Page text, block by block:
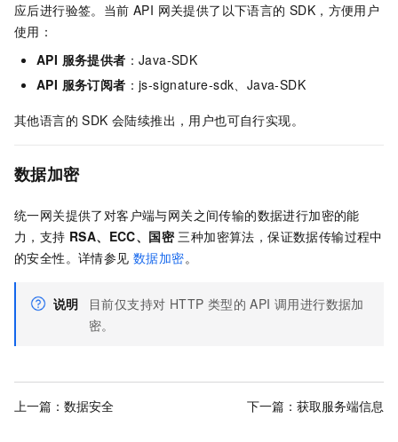
应后进行验签。当前 API 网关提供了以下语言的 SDK，方便用户
使用：
API 服务提供者 ：Java-SDK
API 服务订阅者 ：js-signature-sdk、Java-SDK
其他语言的 SDK 会陆续推出，用户也可自行实现。
数据加密
统一网关提供了对客户端与网关之间传输的数据进行加密的能
力，支持 RSA、ECC、国密三种加密算法，保证数据传输过程中
的安全性。详情参见 数据加密。
说明
目前仅支持对 HTTP 类型的 API 调用进行数据加
密。
上一篇： 数据安全 下一篇： 获取服务端信息